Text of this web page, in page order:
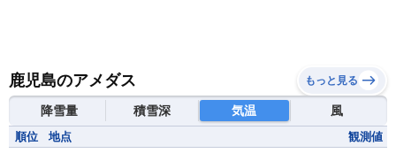
鹿児島のアメダス もっと見る
降雪量 積雪深 気温 風
順位 地点 観測値